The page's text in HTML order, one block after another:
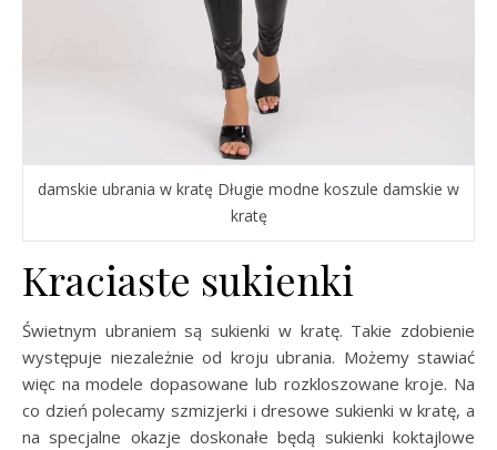
damskie ubrania w kratę Długie modne koszule damskie w
kratę
Kraciaste sukienki
Świetnym ubraniem są sukienki w kratę. Takie zdobienie
występuje niezależnie od kroju ubrania. Możemy stawiać
więc na modele dopasowane lub rozkloszowane kroje. Na
co dzień polecamy szmizjerki i dresowe sukienki w kratę, a
na specjalne okazje doskonałe będą sukienki koktajlowe